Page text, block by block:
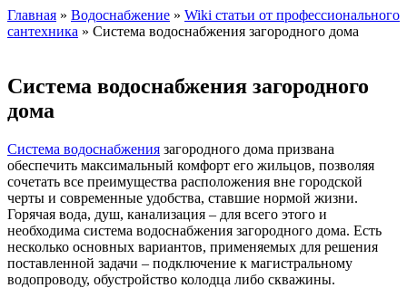
Главная » Водоснабжение » Wiki статьи от профессионального
сантехника » Система водоснабжения загородного дома
Система водоснабжения загородного
дома
Система водоснабжения загородного дома призвана
обеспечить максимальный комфорт его жильцов, позволяя
сочетать все преимущества расположения вне городской
черты и современные удобства, ставшие нормой жизни.
Горячая вода, душ, канализация – для всего этого и
необходима система водоснабжения загородного дома. Есть
несколько основных вариантов, применяемых для решения
поставленной задачи – подключение к магистральному
водопроводу, обустройство колодца либо скважины.